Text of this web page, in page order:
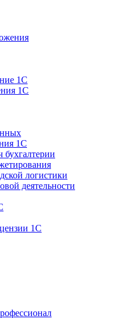
1С
1С
1С
бухгалтерии
логистики
деятельности
1С